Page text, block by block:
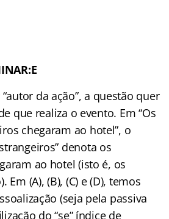
“autor da ação”, a questão quer
que realiza o evento. Em “Os
chegaram ao hotel”, o
denota os
ao hotel (isto é, os
Em (A), (B), (C) e (D), temos
(seja pela passiva
do “se” índice de